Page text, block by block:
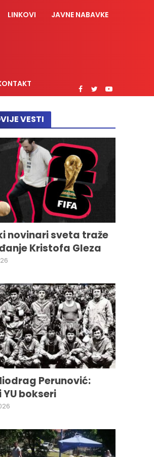
LINKOVI JAVNE NABAVKE
VESTI
novinari sveta traže
Kristofa Gleza
Perunović:
bokseri